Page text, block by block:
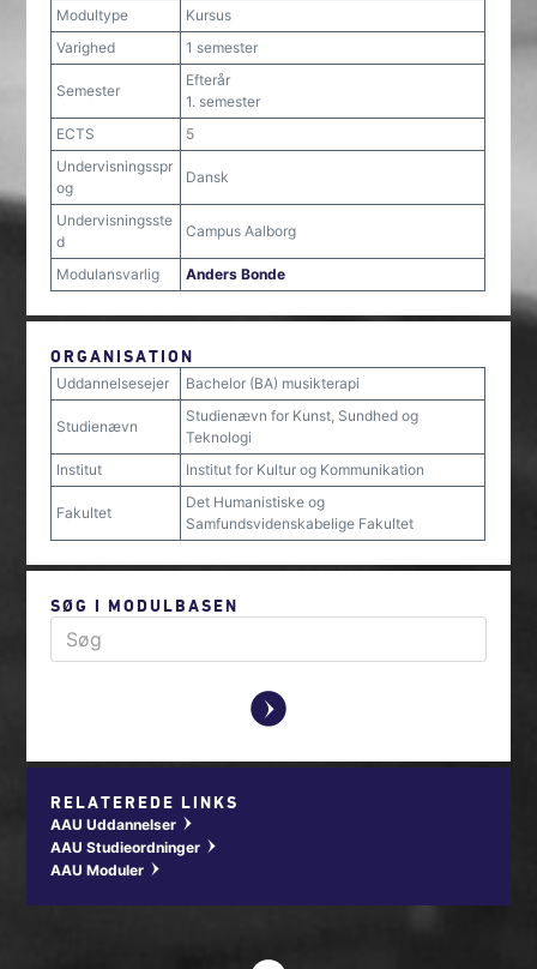
Modultype
Kursus
Varighed
1 semester
Semester
Efterår
1. semester
ECTS
5
Undervisningsspr
og
Dansk
Undervisningsste
d
Campus Aalborg
Modulansvarlig Anders Bonde
ORGANISATION
Uddannelsesejer Bachelor (BA) musikterapi
Studienævn
Studienævn for Kunst, Sundhed og
Teknologi
Institut
Institut for Kultur og Kommunikation
Fakultet
Det Humanistiske og
Samfundsvidenskabelige Fakultet
SØG I MODULBASEN
y
RELATEREDE LINKS
AAU Uddannelser w
AAU Studieordninger w
AAU Moduler w